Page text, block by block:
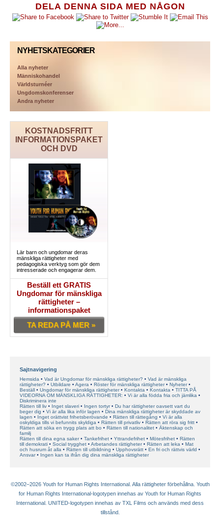
DELA DENNA SIDA MED NÅGON
NYHETSKATEGORIER
Alla nyheter
Människohandel
Världsturnéer
Ungdomskonferenser
Andra nyheter
KOSTNADSFRITT
INFORMATIONSPAKET
OCH DVD
Lär barn och ungdomar deras
mänskliga rättigheter med
pedagogiska verktyg som gör dem
intresserade och engagerar dem.
Beställ ett GRATIS
Ungdomar för mänskliga
rättigheter –
informationspaket
TA REDA PÅ MER »
Sajtnavigering
Hemsida Vad är Ungdomar för mänskliga rättigheter?
Vad är mänskliga
rättigheter?
Utbildare Agera Röster för mänskliga rättigheter
Nyheter
Beställ
Ungdomar för mänskliga rättigheter Kontakta Kontakta
TITTA PÅ
VIDEORNA OM MÄNSKLIGA RÄTTIGHETER:
Vi är alla födda fria och jämlika
Diskriminera inte
Rätten till liv
Inget slaveri Ingen tortyr
Du har rättigheter oavsett vart du
beger dig
Vi är alla lika inför lagen
Dina mänskliga rättigheter är skyddade av
lagen
Inget orättvist frihetsberövande Rätten till rättegång
Vi är alla
oskyldiga tills vi befunnits skyldiga
Rätten till privatliv
Rätten att röra sig fritt
Rätten att söka en trygg plats att bo
Rätten till nationalitet
Äktenskap och
familj
Rätten till dina egna saker
Tankefrihet Yttrandefrihet Mötesfrihet
Rätten
till demokrati
Social trygghet Arbetandes rättigheter Rätten att leka
Mat
och husrum åt alla
Rätten till utbildning Upphovsrätt
En fri och rättvis värld
Ansvar
Ingen kan ta ifrån dig dina mänskliga rättigheter
©2002–2026 Youth for Human Rights International. Alla rättigheter förbehållna. Youth
for Human Rights International-logotypen innehas av Youth for Human Rights
International. UNITED-logotypen innehas av TXL Films och används med dess
tillstånd.